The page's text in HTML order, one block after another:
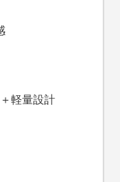
＋軽量設計